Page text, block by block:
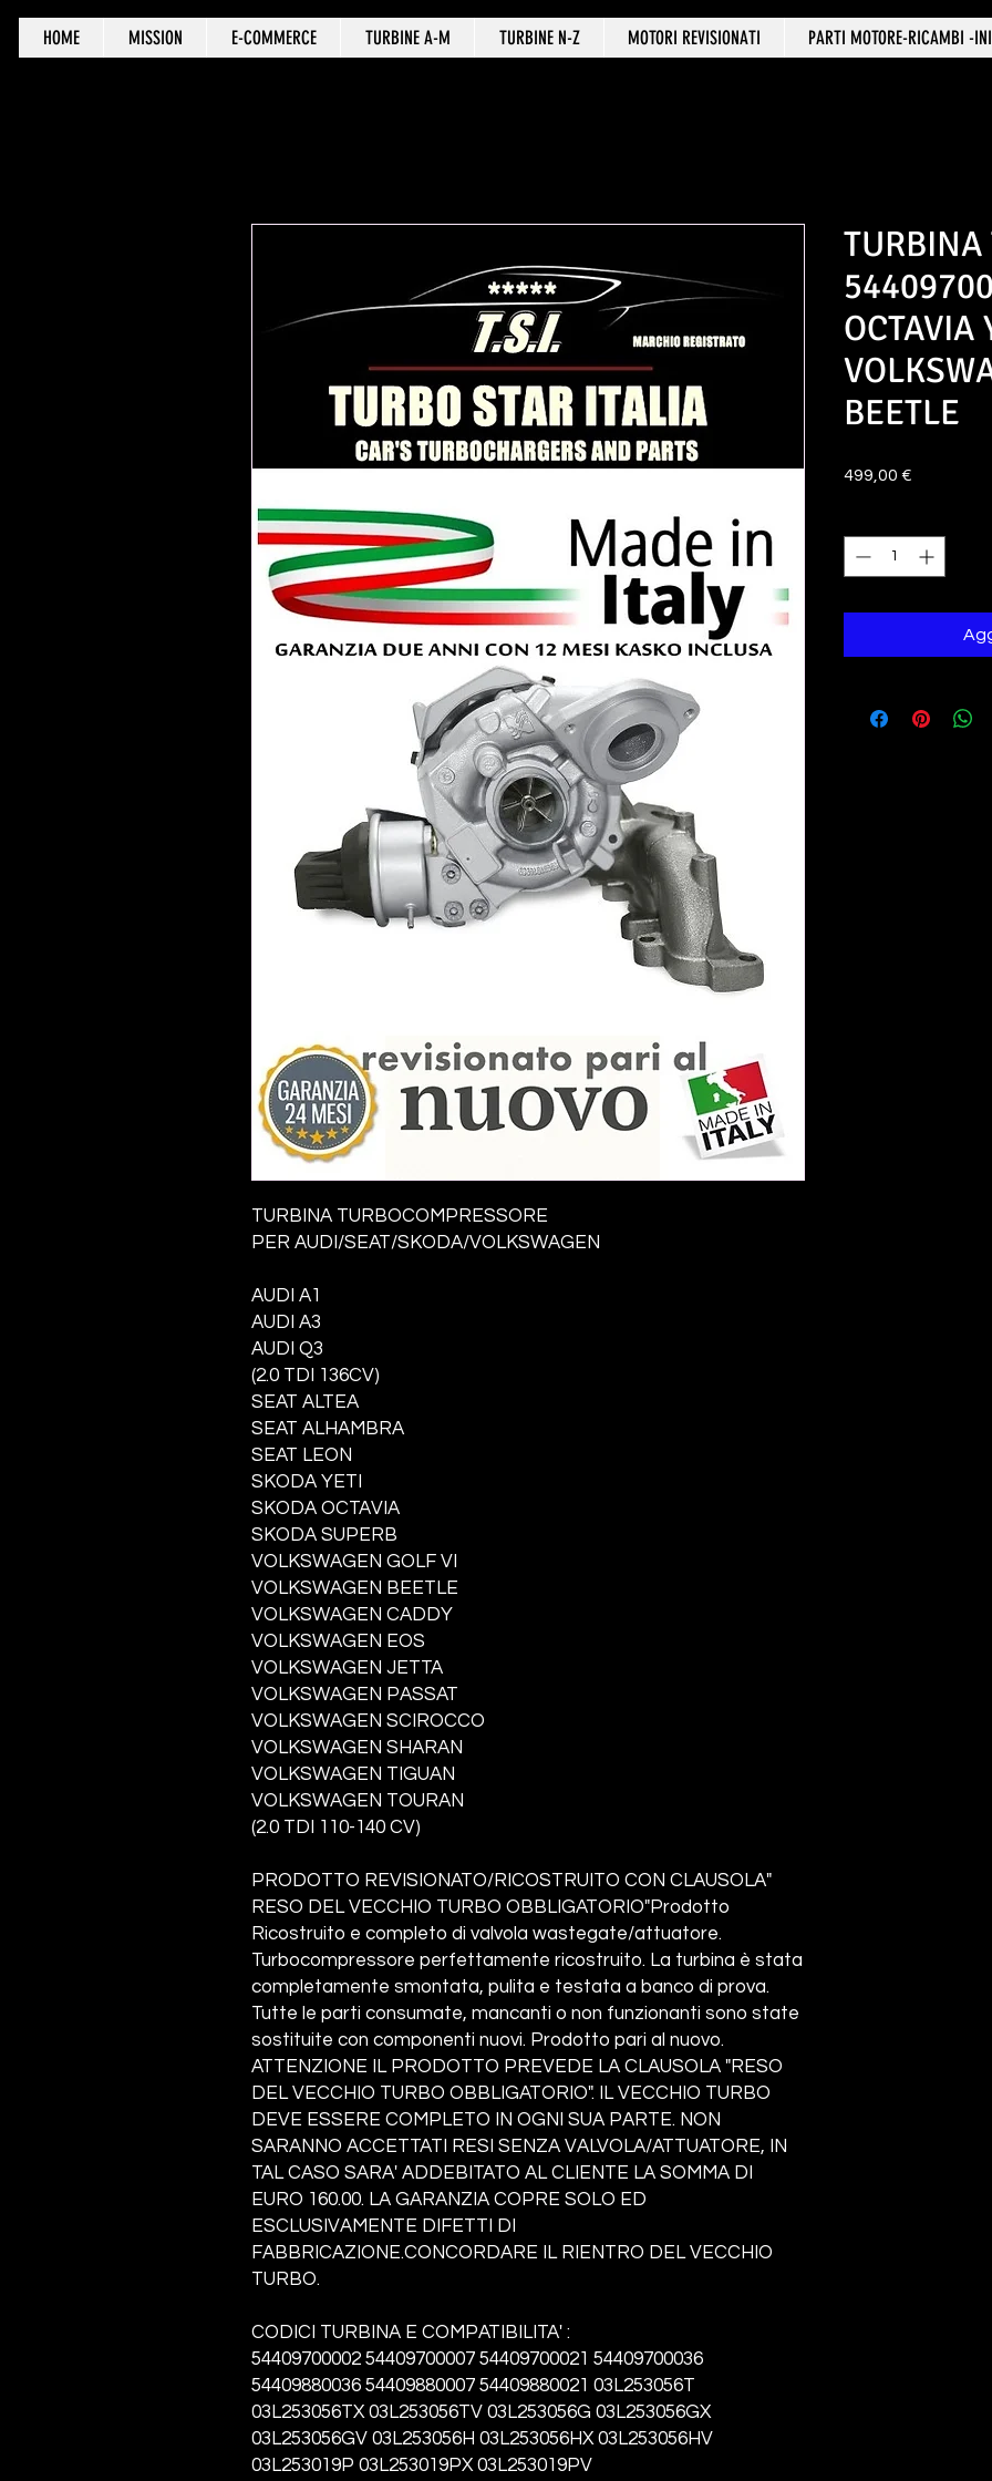
HOME MISSION E-COMMERCE TURBINE A-M TURBINE N-Z MOTORI REVISIONATI PARTI MOTORE-RICAMBI -
TURBINA TURBOCOMPRESSORE
PER AUDI/SEAT/SKODA/VOLKSWAGEN
AUDI A1
AUDI A3
AUDI Q3
(2.0 TDI 136CV)
SEAT ALTEA
SEAT ALHAMBRA
SEAT LEON
SKODA YETI
SKODA OCTAVIA
SKODA SUPERB
VOLKSWAGEN GOLF VI
VOLKSWAGEN BEETLE
VOLKSWAGEN CADDY
VOLKSWAGEN EOS
VOLKSWAGEN JETTA
VOLKSWAGEN PASSAT
VOLKSWAGEN SCIROCCO
VOLKSWAGEN SHARAN
VOLKSWAGEN TIGUAN
VOLKSWAGEN TOURAN
(2.0 TDI 110-140 CV)
PRODOTTO REVISIONATO/RICOSTRUITO CON CLAUSOLA"
RESO DEL VECCHIO TURBO OBBLIGATORIO"Prodotto
Ricostruito e completo di valvola wastegate/attuatore.
Turbocompressore perfettamente ricostruito. La turbina è stata
completamente smontata, pulita e testata a banco di prova.
Tutte le parti consumate, mancanti o non funzionanti sono state
sostituite con componenti nuovi. Prodotto pari al nuovo.
ATTENZIONE IL PRODOTTO PREVEDE LA CLAUSOLA "RESO
DEL VECCHIO TURBO OBBLIGATORIO". IL VECCHIO TURBO
DEVE ESSERE COMPLETO IN OGNI SUA PARTE. NON
SARANNO ACCETTATI RESI SENZA VALVOLA/ATTUATORE, IN
TAL CASO SARA' ADDEBITATO AL CLIENTE LA SOMMA DI
EURO 160.00. LA GARANZIA COPRE SOLO ED
ESCLUSIVAMENTE DIFETTI DI
FABBRICAZIONE.CONCORDARE IL RIENTRO DEL VECCHIO
TURBO.
CODICI TURBINA E COMPATIBILITA' :
54409700002 54409700007 54409700021 54409700036
54409880036 54409880007 54409880021 03L253056T
03L253056TX 03L253056TV 03L253056G 03L253056GX
03L253056GV 03L253056H 03L253056HX 03L253056HV
03L253019P 03L253019PX 03L253019PV
TURBINA
OCTAVIA
BEETLE
499,00 €